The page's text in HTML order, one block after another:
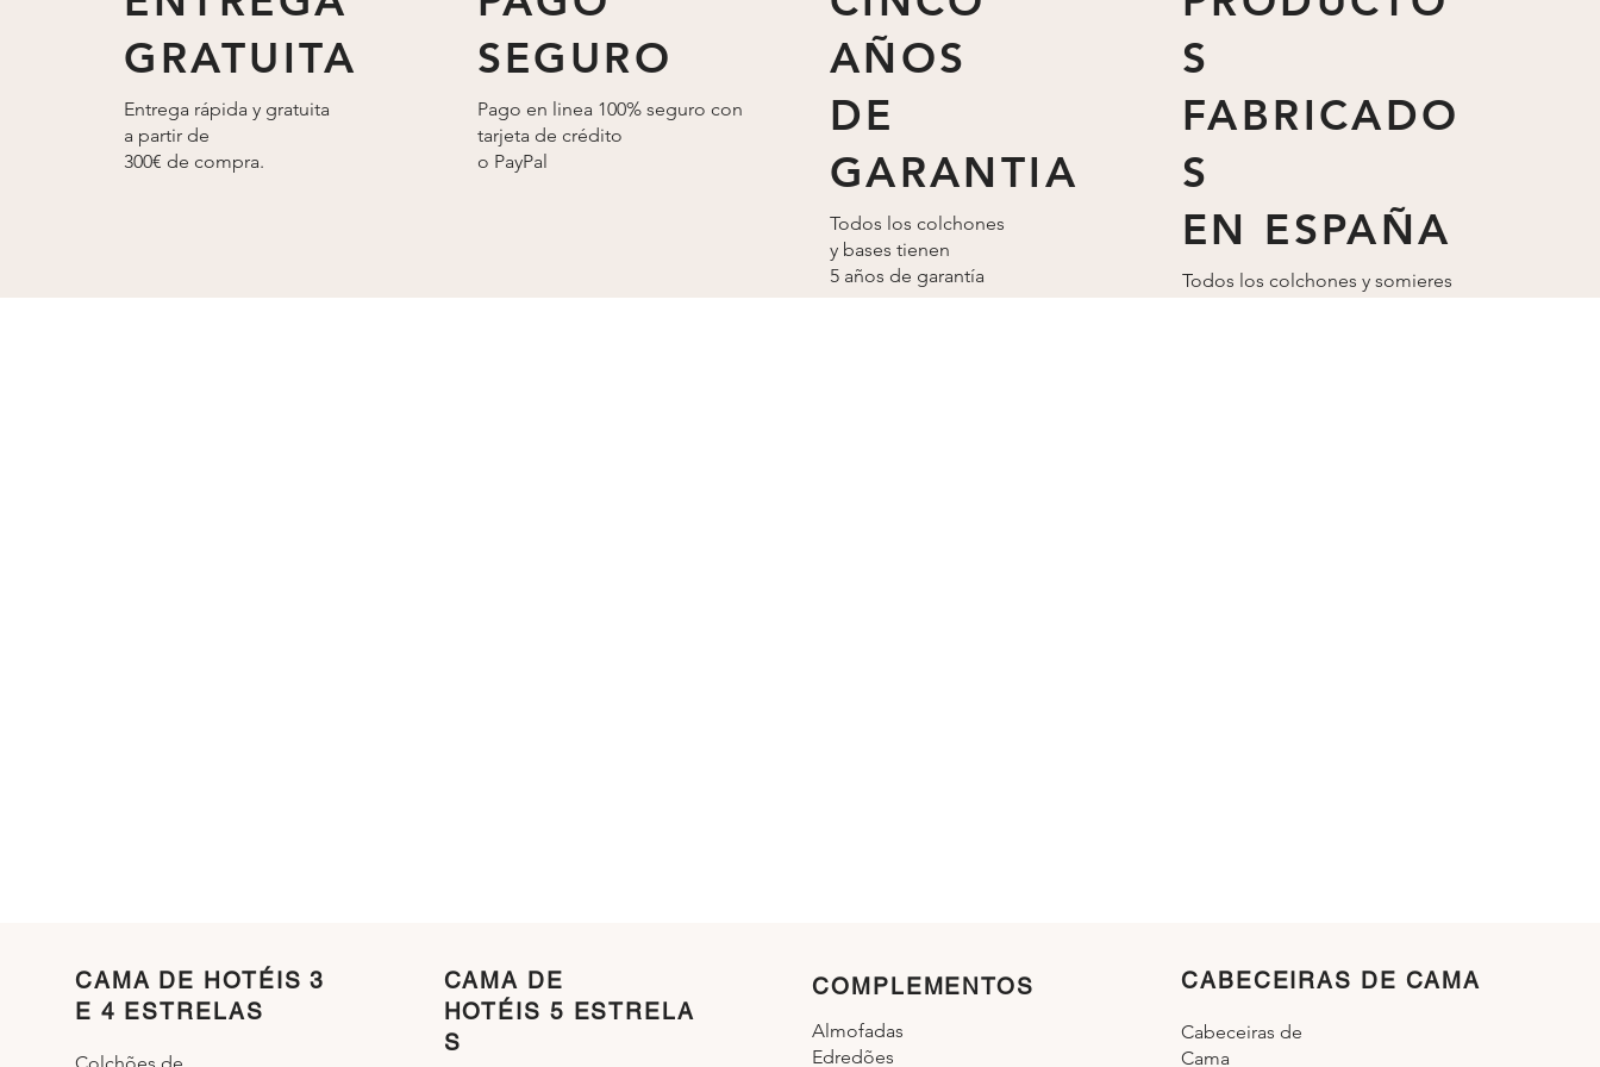
180x200
200X200
150X190
160x200
180x200
GRATUITA
Entrega rápida y gratuita
a partir de
300€ de compra.
SEGURO
Pago en linea 100% seguro con
tarjeta de crédito
o PayPal
AÑOS
DE
GARANTIA
Todos los colchones
y bases tienen
5 años de garantía
S
FABRICADO
S
EN ESPAÑA
Todos los colchones y somieres
CABECEIRAS DE CAMA
Cabeceiras de
Cama
COMPLEMENTOS
Almofadas
Edredões
CAMA DE
HOTÉIS 5 ESTRELA
S
CAMA DE HOTÉIS 3
E 4 ESTRELAS